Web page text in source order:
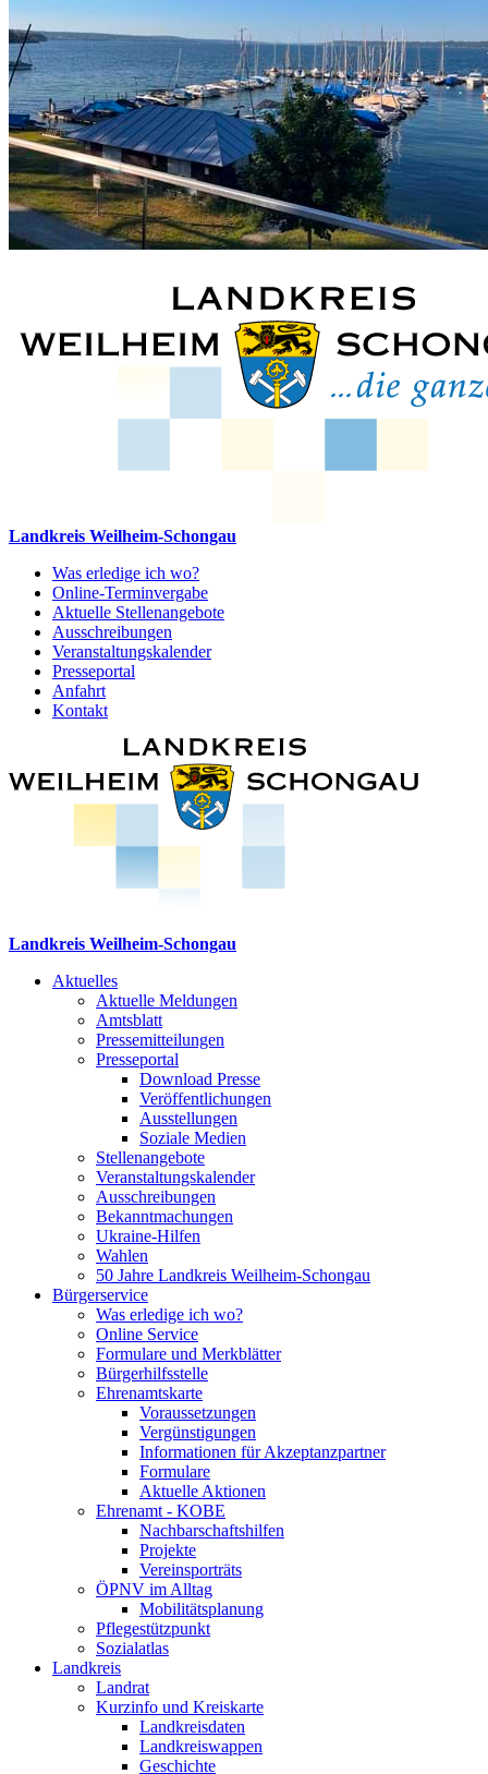
Landkreis Weilheim-Schongau
Was erledige ich wo?
Online-Terminvergabe
Aktuelle Stellenangebote
Ausschreibungen
Veranstaltungskalender
Presseportal
Anfahrt
Kontakt
Landkreis Weilheim-Schongau
Aktuelles
Aktuelle Meldungen
Amtsblatt
Pressemitteilungen
Presseportal
Download Presse
Veröffentlichungen
Ausstellungen
Soziale Medien
Stellenangebote
Veranstaltungskalender
Ausschreibungen
Bekanntmachungen
Ukraine-Hilfen
Wahlen
50 Jahre Landkreis Weilheim-Schongau
Bürgerservice
Was erledige ich wo?
Online Service
Formulare und Merkblätter
Bürgerhilfsstelle
Ehrenamtskarte
Voraussetzungen
Vergünstigungen
Informationen für Akzeptanzpartner
Formulare
Aktuelle Aktionen
Ehrenamt - KOBE
Nachbarschaftshilfen
Projekte
Vereinsporträts
ÖPNV im Alltag
Mobilitätsplanung
Pflegestützpunkt
Sozialatlas
Landkreis
Landrat
Kurzinfo und Kreiskarte
Landkreisdaten
Landkreiswappen
Geschichte